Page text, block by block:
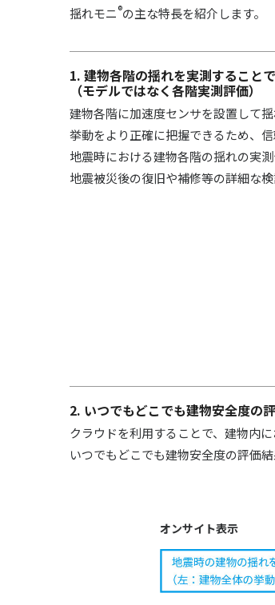
揺れモニ®の主な特長を紹介します。
1. 建物各階の揺れを実測すること
（モデルではなく各階実測評価）
建物各階に加速度センサを設置して
挙動をより正確に把握できるため、
地震時における建物各階の揺れの実
地震被災後の復旧や補修等の詳細な検
2. いつでもどこでも建物安全度の
クラウドを利用することで、建物内
いつでもどこでも建物安全度の評価
オンサイト表示